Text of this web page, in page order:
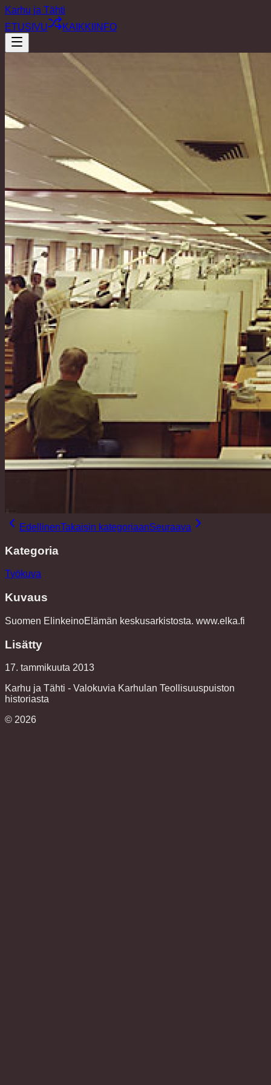
Karhu ja Tähti
ETUSIVU
KAIKKI INFO
EdellinenTakaisin kategoriaanSeuraava
Kategoria
Työkuva
Kuvaus
Suomen ElinkeinoElämän keskusarkistosta. www.elka.fi
Lisätty
17. tammikuuta 2013
Karhu ja Tähti - Valokuvia Karhulan Teollisuuspuiston
historiasta
© 2026